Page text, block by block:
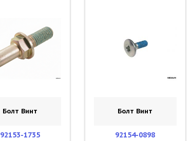
Болт Винт
92153-1735
Болт Винт
92154-0898